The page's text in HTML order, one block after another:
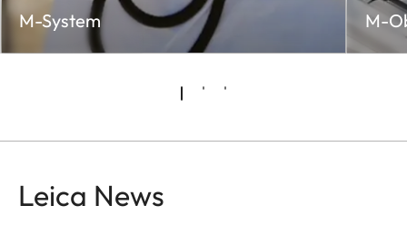
M-System M-
Leica News